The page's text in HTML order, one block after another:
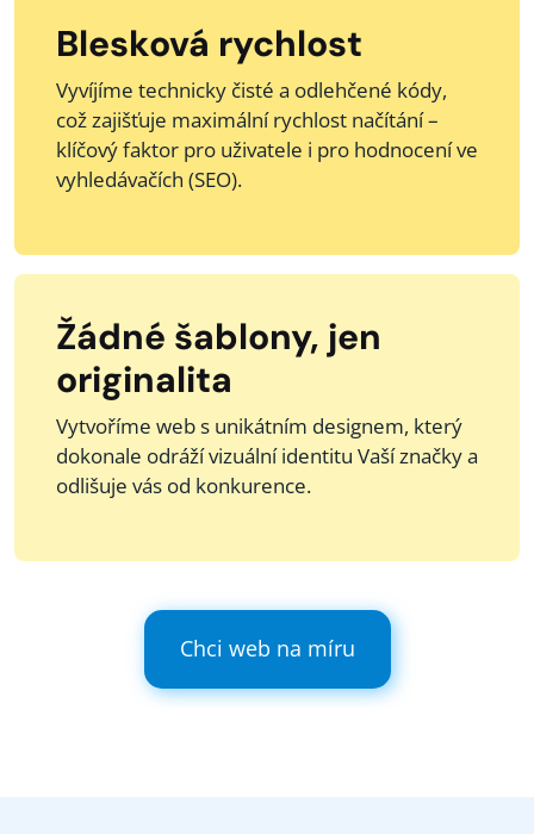
Blesková rychlost
Vyvíjíme technicky čisté a odlehčené kódy,
což zajišťuje maximální rychlost načítání –
klíčový faktor pro uživatele i pro hodnocení ve
vyhledávačích (SEO).
Žádné šablony, jen
originalita
Vytvoříme web s unikátním designem, který
dokonale odráží vizuální identitu Vaší značky a
odlišuje vás od konkurence.
Chci web na míru